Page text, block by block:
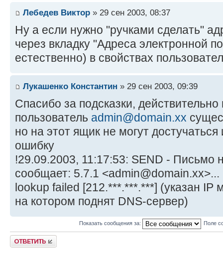
Лебедев Виктор » 29 сен 2003, 08:37
Ну а если нужно "ручками сделать"
через вкладку "Адреса электронной
естественно) в свойствах
Лукашенко Константин » 29 сен 2003, 09:39
Спасибо за подсказки, действительно
пользователь admin@domain.xx
но на этот ящик не могут
ошибку
!29.09.2003, 11:17:53: SEND - Письмо
сообщает: 5.7.1
lookup failed [212.***.***.***] (указан IP
на котором поднят DNS-сервер)
Показать сообщения за: Поле
Ответить